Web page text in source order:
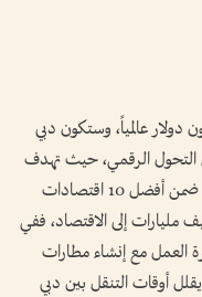
دولار عالمياً، وستكون دبي
التحول الرقمي، حيث تهدف
استراتيجية دبي للتحول الرقمي إلى وضع المدينة ضمن أفضل 10 اقتصادات
مليارات إلى الاقتصاد، ففي
العمل مع إنشاء مطارات
أوقات التنقل بين دبي